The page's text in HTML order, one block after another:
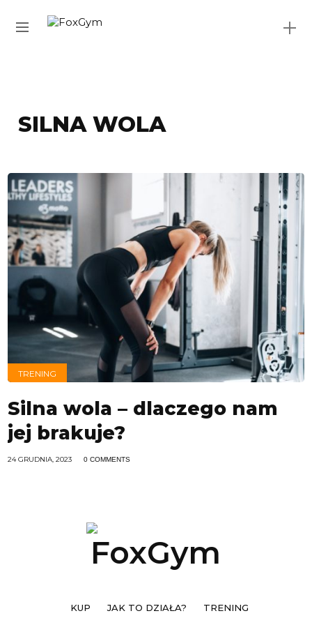
SILNA WOLA
TRENING
Silna wola – dlaczego nam
jej brakuje?
24 GRUDNIA, 2023 0 COMMENTS
KUP JAK TO DZIAŁA? TRENING